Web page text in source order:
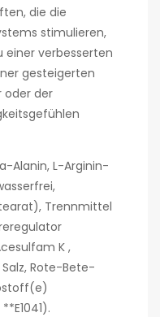
die die
stimulieren,
einer verbesserten
gesteigerten
oder der
Alanin, L-Arginin-
Trennmittel
K ,
Rote-Bete-
**E1041).